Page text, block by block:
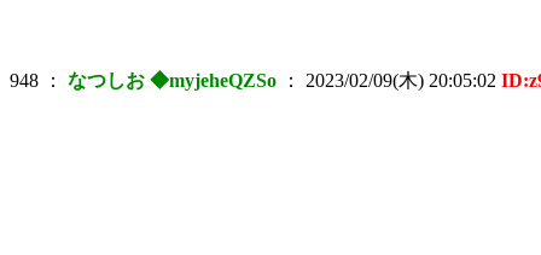
948 ： なつしお ◆myjeheQZSo ： 2023/02/09(木) 20:05:02